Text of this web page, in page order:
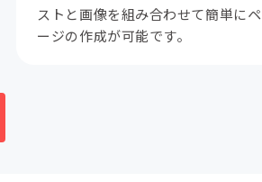
ストと画像を組み合わせて簡単にペ
ージの作成が可能です。